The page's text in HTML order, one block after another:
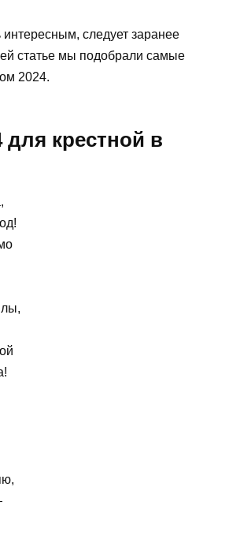
следует заранее
статье мы подобрали самые
2024.
крестной в